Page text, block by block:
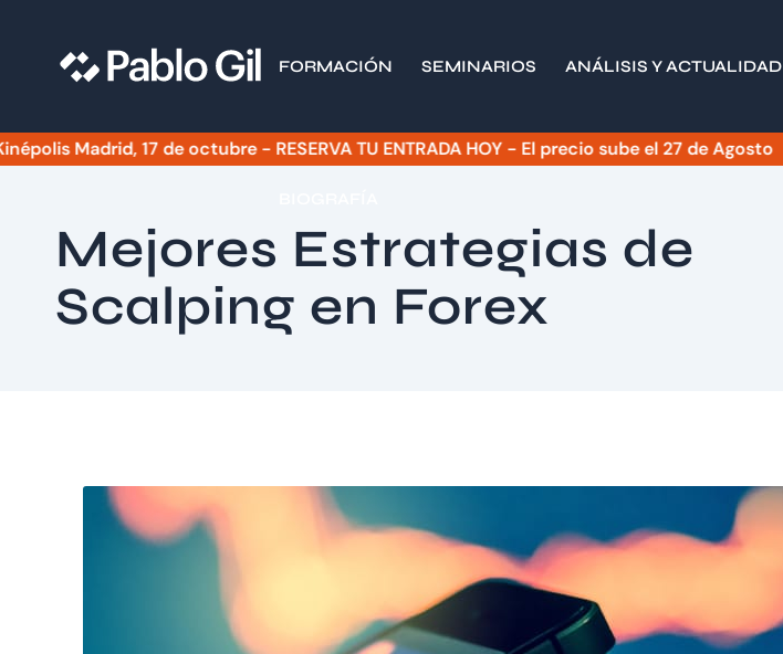
FORMACIÓN SEMINARIOS ANÁLISIS Y ACTUALIDAD
17 de octubre - RESERVA TU ENTRADA HOY - El precio sube el 27 de Agosto
Mejores Estrategias de
Scalping en Forex